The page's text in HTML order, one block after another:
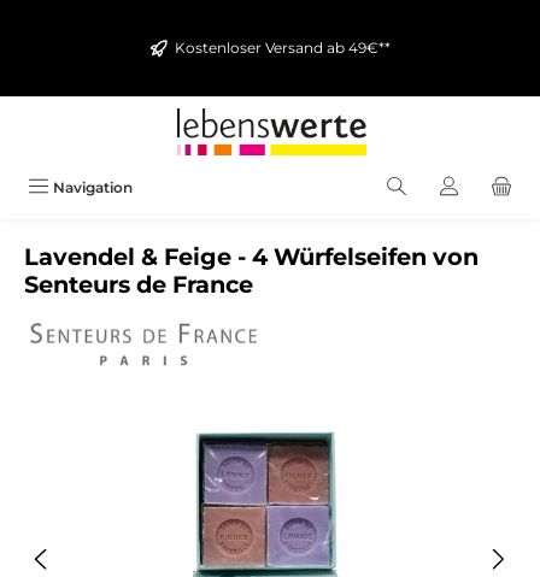
Kostenloser Versand ab 49€**
Navigation
Lavendel & Feige - 4 Würfelseifen von
Senteurs de France
Bildergalerie überspringen